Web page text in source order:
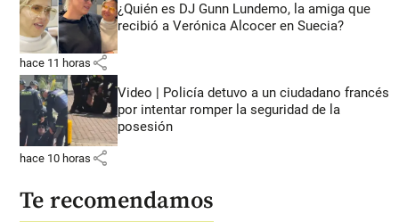
¿Quién es DJ Gunn Lundemo, la amiga que
recibió a Verónica Alcocer en Suecia?
hace 11 horas share
Video | Policía detuvo a un ciudadano francés
por intentar romper la seguridad de la
posesión
hace 10 horas share
Te recomendamos